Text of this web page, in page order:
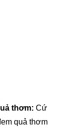
thơm: Cứ
quả thơm